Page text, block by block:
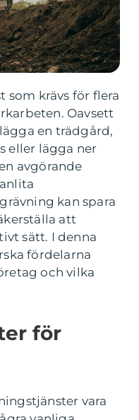
som krävs för flera
Oavsett
en trädgård,
eller lägga ner
avgörande
kan spara
att
sätt. I denna
fördelarna
och vilka
för
vara